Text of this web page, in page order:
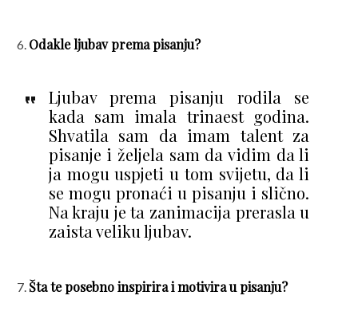
Odakle ljubav prema pisanju?
Ljubav prema pisanju rodila se
kada sam imala trinaest godina.
Shvatila sam da imam talent za
pisanje i željela sam da vidim da li
ja mogu uspjeti u tom svijetu, da li
se mogu pronaći u pisanju i slično.
Na kraju je ta zanimacija prerasla u
zaista veliku ljubav.
Šta te posebno inspirira i motivira u pisanju?